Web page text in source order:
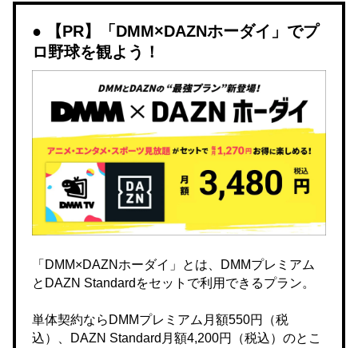
【PR】「DMM×DAZNホーダイ」でプ
ロ野球を観よう！
「DMM×DAZNホーダイ」とは、DMMプレミアム
とDAZN Standardをセットで利用できるプラン。
単体契約ならDMMプレミアム月額550円（税
込）、DAZN Standard月額4,200円（税込）のとこ